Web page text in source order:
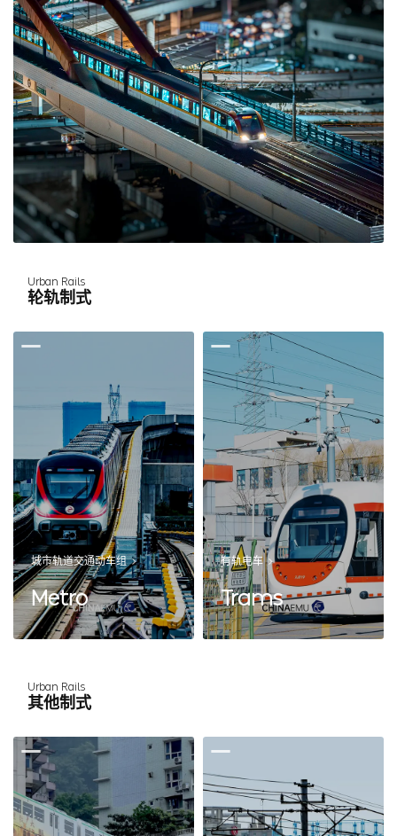
Urban Rails
轮轨制式
城市轨道交通动车组
Metro
有轨电车
Trams
Urban Rails
其他制式